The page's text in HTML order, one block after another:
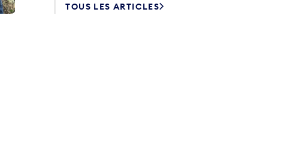
TOUS LES ARTICLES